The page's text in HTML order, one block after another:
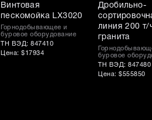
Винтовая
пескомойка LX3020
Горнодобывающее и
буровое оборудование
ТН ВЭД: 847410
Цена: $17934
Дробильно-
линия 200 т/
гранита
буровое
ТН ВЭД: 847480
Цена: $555850